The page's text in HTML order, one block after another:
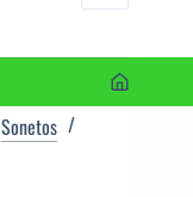
Sonetos